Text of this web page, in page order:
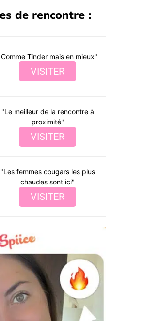
de rencontre :
Tinder mais en mieux"
VISITER
"Le meilleur de la rencontre à
proximité"
VISITER
"Les femmes cougars les plus
chaudes sont ici"
VISITER